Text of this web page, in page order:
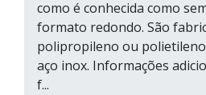
como é conhecida como
formato redondo. São
polipropileno ou
aço inox. Informações
f...